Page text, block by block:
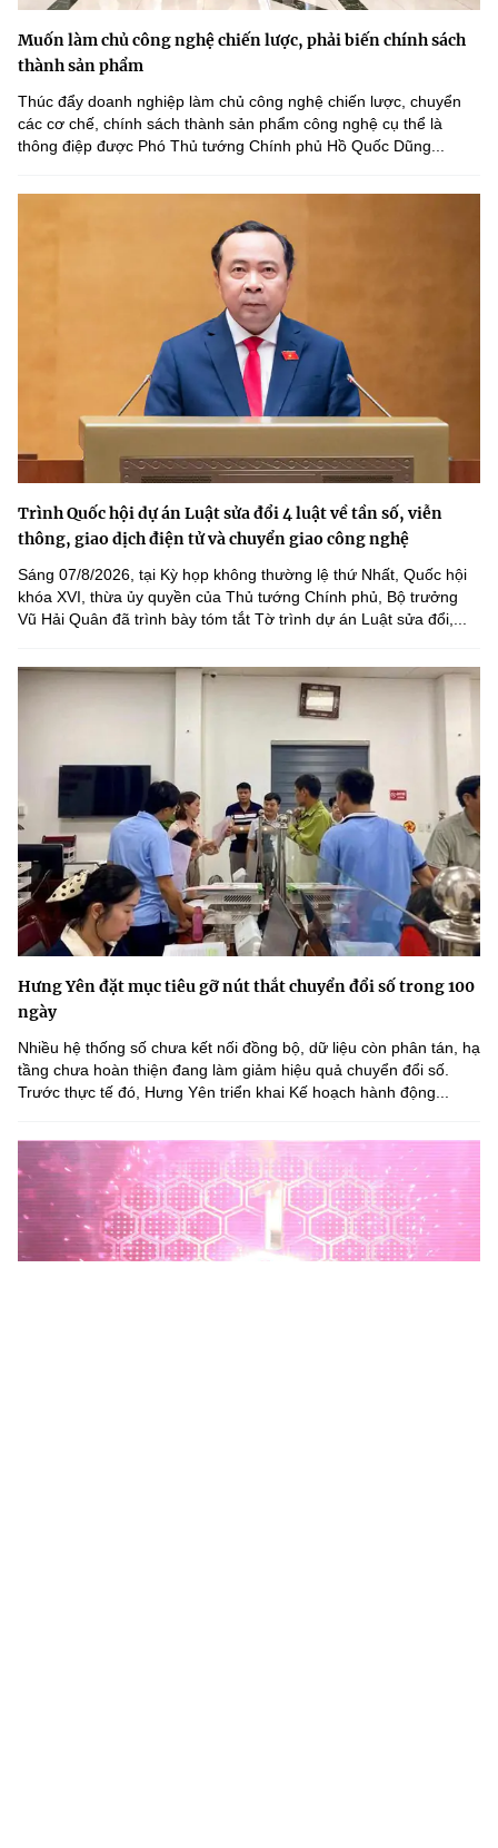
Muốn làm chủ công nghệ chiến lược, phải biến chính sách
thành sản phẩm
Thúc đẩy doanh nghiệp làm chủ công nghệ chiến lược, chuyển
các cơ chế, chính sách thành sản phẩm công nghệ cụ thể là
thông điệp được Phó Thủ tướng Chính phủ Hồ Quốc Dũng...
Trình Quốc hội dự án Luật sửa đổi 4 luật về tần số, viễn
thông, giao dịch điện tử và chuyển giao công nghệ
Sáng 07/8/2026, tại Kỳ họp không thường lệ thứ Nhất, Quốc hội
khóa XVI, thừa ủy quyền của Thủ tướng Chính phủ, Bộ trưởng
Vũ Hải Quân đã trình bày tóm tắt Tờ trình dự án Luật sửa đổi,...
Hưng Yên đặt mục tiêu gỡ nút thắt chuyển đổi số trong 100
ngày
Nhiều hệ thống số chưa kết nối đồng bộ, dữ liệu còn phân tán, hạ
tầng chưa hoàn thiện đang làm giảm hiệu quả chuyển đổi số.
Trước thực tế đó, Hưng Yên triển khai Kế hoạch hành động...